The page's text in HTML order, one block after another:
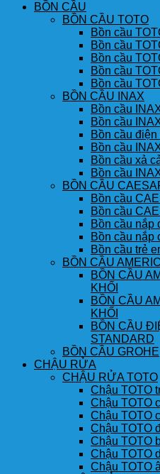
BỒN CẦU
BỒN CẦU TOTO
Bồn cầu
Bồn cầu
Bồn cầu
Bồn cầu
Bồn cầu
BỒN CẦU INAX
Bồn cầu
Bồn cầu
Bồn cầu
Bồn cầu
Bồn cầu xả
Bồn cầu
BỒN CẦU
Bồn cầu
Bồn cầu
Bồn cầu nắp
Bồn cầu nắp
Bồn cầu trẻ
BỒN CẦU
BỒN CẦU
KHỐI
BỒN CẦU
KHỐI
BỒN CẦU
STANDARD
BỒN CẦU GROHE
CHẬU RỬA
CHẬU RỬA TOTO
Chậu TOTO
Chậu TOTO
Chậu TOTO
Chậu TOTO
Chậu TOTO
Chậu TOTO
Chậu TOTO